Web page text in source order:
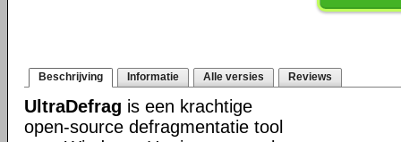
Beschrijving Informatie Alle versies Reviews
UltraDefrag is een krachtige
open-source defragmentatie tool